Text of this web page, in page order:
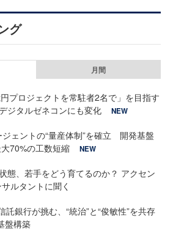
グ
月間
プロジェクトを常駐者2名で」を目指す
ジタルゼネコンにも変化
NEW
ェントの“量産体制”を確立 開発基盤
大70%の工数短縮
NEW
態、若手をどう育てるのか？ アクセン
ルタントに聞く
託銀行が挑む、“統治”と“俊敏性”を共存
盤構築